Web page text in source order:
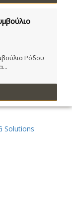
Ρόδου
Solutions